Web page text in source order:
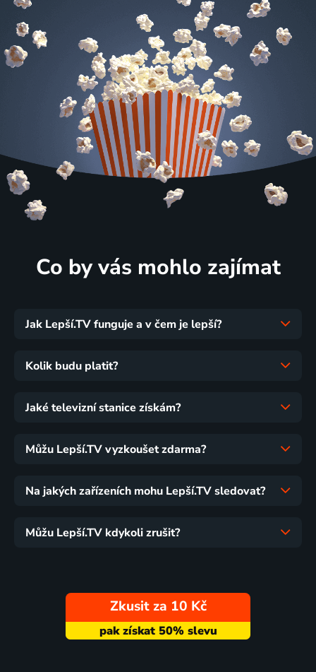
Co by vás mohlo zajímat
Jak Lepší.TV funguje a v čem je lepší?
Kolik budu platit?
Jaké televizní stanice získám?
Můžu Lepší.TV vyzkoušet zdarma?
Na jakých zařízeních mohu Lepší.TV sledovat?
Můžu Lepší.TV kdykoli zrušit?
Zkusit za 10 Kč